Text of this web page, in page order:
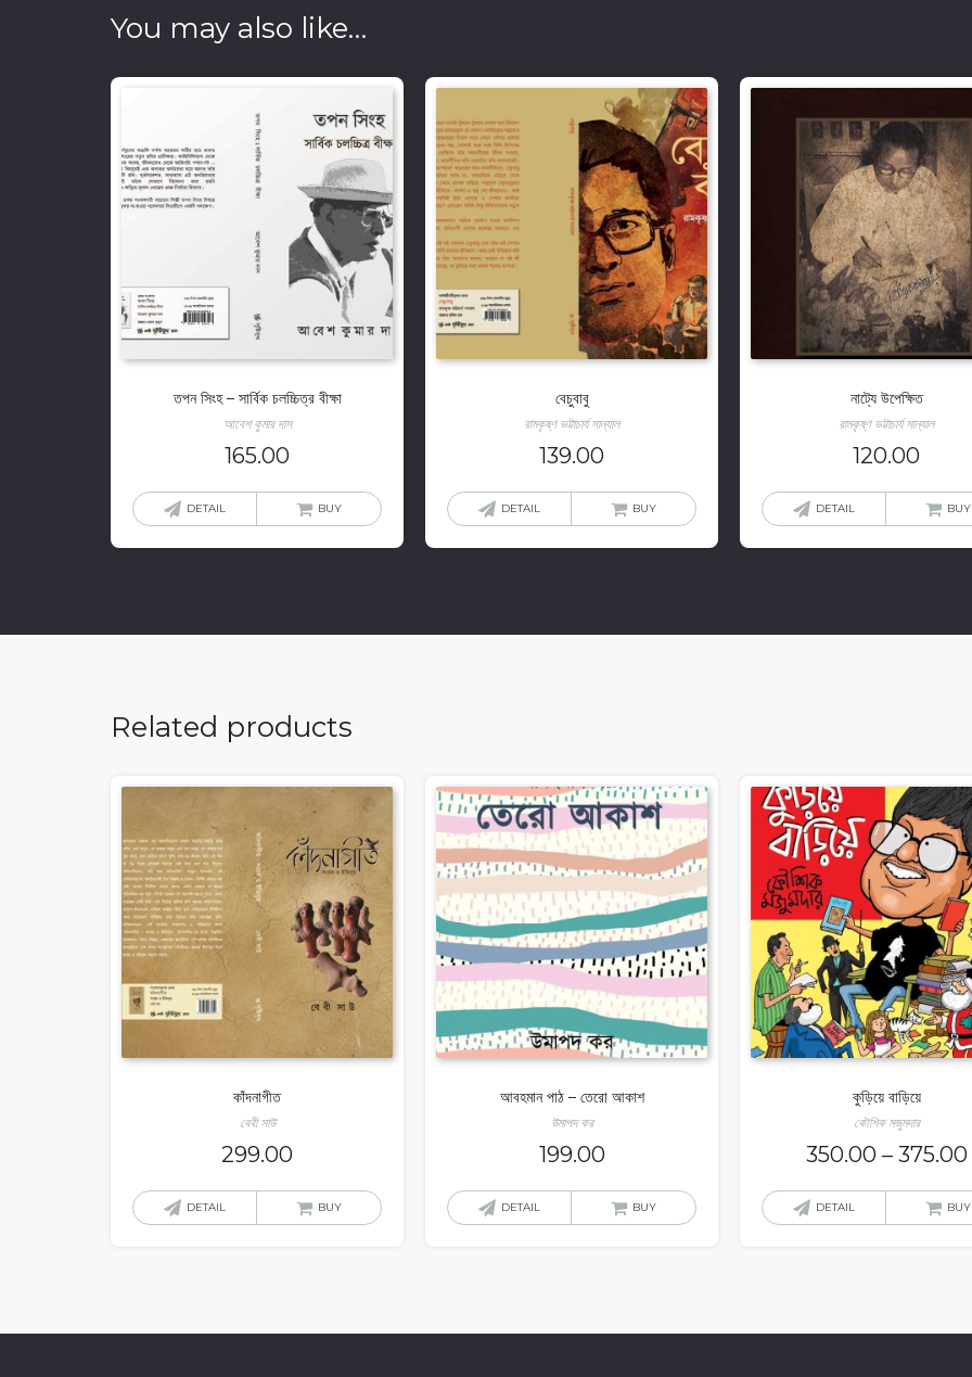
You may also like…
তপন সিংহ – সার্বিক চলচ্চিত্র বীক্ষা
আবেশ কুমার দাস
165.00
DETAIL BUY
বেচুবাবু
রামকৃষ্ণ ভট্টাচার্য সান্যাল
139.00
DETAIL BUY
নাট্যে উপেক্ষিত
রামকৃষ্ণ ভট্টাচার্য সান্যাল
120.00
DETAIL BUY
Related products
কাঁদনাগীত
বেবী সাউ
299.00
DETAIL BUY
আবহমান পাঠ – তেরো আকাশ
উমাপদ কর
199.00
DETAIL BUY
কুড়িয়ে বাড়িয়ে
কৌশিক মজুমদার
350.00 – 375.00
DETAIL BUY